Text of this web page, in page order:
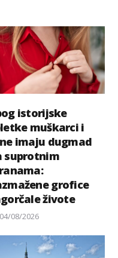
istorijske
muškarci i
imaju dugmad
suprotnim
grofice
živote
Posted
04/08/2026